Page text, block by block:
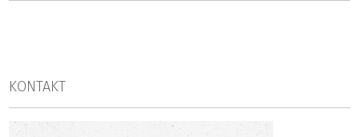
KONTAKT